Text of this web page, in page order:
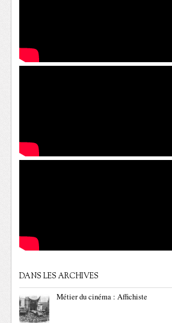
DANS LES ARCHIVES
Métier du cinéma : Affichiste